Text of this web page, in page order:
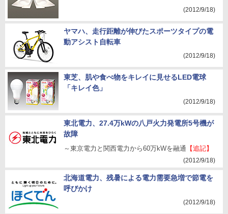
(2012/9/18)
ヤマハ、走行距離が伸びたスポーツタイプの電
動アシスト自転車
(2012/9/18)
東芝、肌や食べ物をキレイに見せるLED電球
「キレイ色」
(2012/9/18)
東北電力、27.4万kWの八戸火力発電所5号機が
故障
～東京電力と関西電力から60万kWを融通 【追記】
(2012/9/18)
北海道電力、残暑による電力需要急増で節電を
呼びかけ
(2012/9/18)